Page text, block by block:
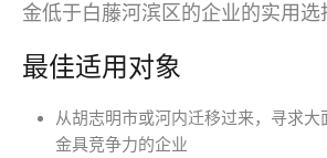
金低于白藤河滨区的企业的实用选
最佳适用对象
从胡志明市或河内迁移过来，寻求大
金具竞争力的企业